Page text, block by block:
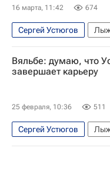
Алексей Червоткин
16 марта, 11:42 674
Сергей Устюгов
Россия
Юрий
Вяльбе: думаю, что
завершает карьеру
25 февраля, 10:36 511
Сергей Устюгов
Елена Вяльбе